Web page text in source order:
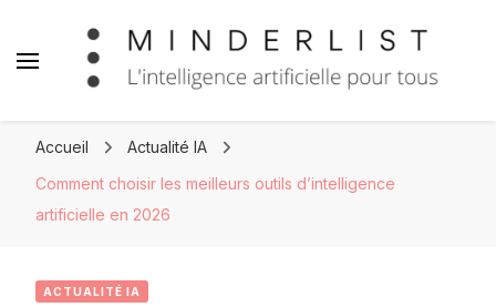
Artificielle
Accueil
Actualité IA
Comment choisir les meilleurs outils d’intelligence
artificielle en 2026
ACTUALITÉ IA